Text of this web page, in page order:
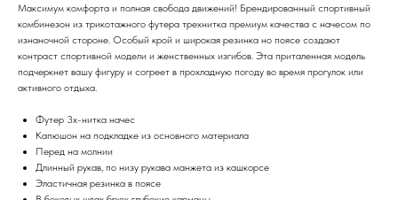
Максимум комфорта и полная свобода движений! Брендированный спортивный
комбинезон из трикотажного футера трехнитка премиум качества с начесом по
изнаночной стороне. Особый крой и широкая резинка но поясе создают
контраст спортивной модели и женственных изгибов. Эта приталенная модель
подчеркнет вашу фигуру и согреет в прохладную погоду во время прогулок или
активного отдыха.
Футер 3х-нитка начес
Капюшон на подкладке из основного материала
Перед на молнии
Длинный рукав, по низу рукава манжета из кашкорсе
Эластичная резинка в поясе